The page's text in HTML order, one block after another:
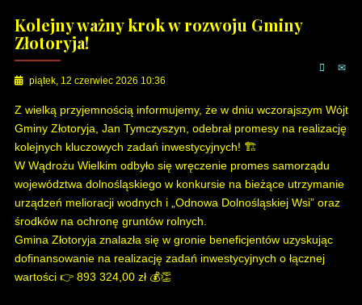
Kolejny ważny krok w rozwoju Gminy
Złotoryja!
piątek, 12 czerwiec 2026 10:36
Z wielką przyjemnością informujemy, że w dniu wczorajszym Wójt
Gminy Złotoryja, Jan Tymczyszyn, odebrał promesy na realizację
kolejnych kluczowych zadań inwestycyjnych! 🏗️
W Wądrożu Wielkim odbyło się wręczenie promes samorządu
województwa dolnośląskiego w konkursie na bieżące utrzymanie
urządzeń melioracji wodnych i „Odnowa Dolnośląskiej Wsi” oraz
środków na ochronę gruntów rolnych.
Gmina Złotoryja znalazła się w gronie beneficjentów uzyskując
dofinansowanie na realizację zadań inwestycyjnych o łącznej
wartości 👉 893 324,00 zł 💰👏